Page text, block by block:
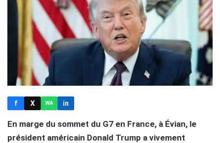
f X WA in
En marge du sommet du G7 en France, à Évian, le
président américain Donald Trump a vivement